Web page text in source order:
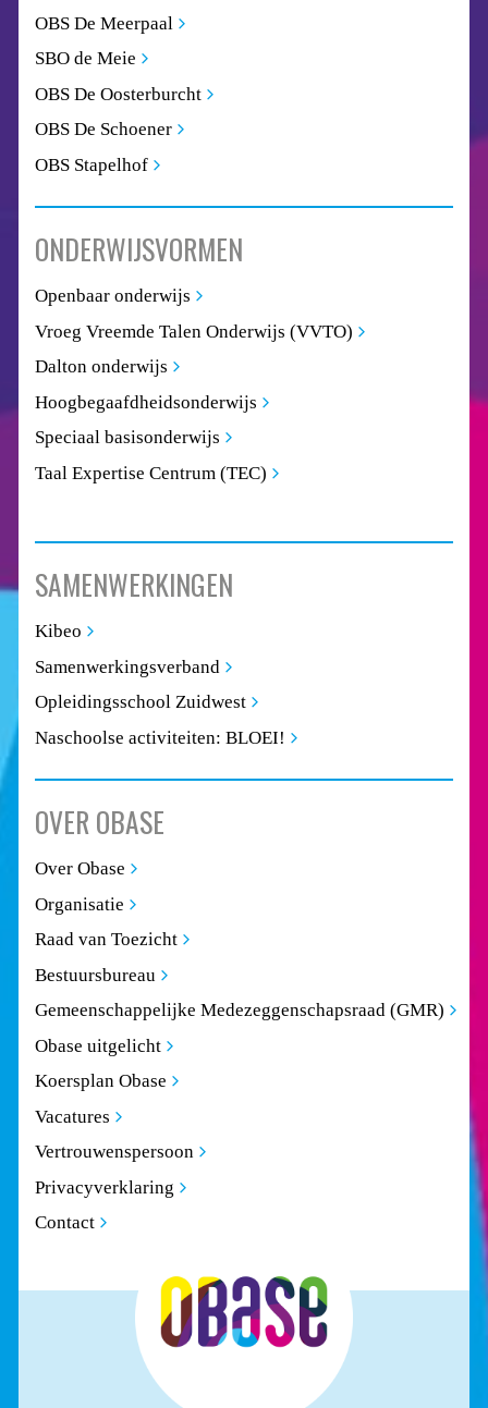
OBS De Meerpaal
SBO de Meie
OBS De Oosterburcht
OBS De Schoener
OBS Stapelhof
ONDERWIJSVORMEN
Openbaar onderwijs
Vroeg Vreemde Talen Onderwijs (VVTO)
Dalton onderwijs
Hoogbegaafdheidsonderwijs
Speciaal basisonderwijs
Taal Expertise Centrum (TEC)
SAMENWERKINGEN
Kibeo
Samenwerkingsverband
Opleidingsschool Zuidwest
Naschoolse activiteiten: BLOEI!
OVER OBASE
Over Obase
Organisatie
Raad van Toezicht
Bestuursbureau
Gemeenschappelijke Medezeggenschapsraad (GMR)
Obase uitgelicht
Koersplan Obase
Vacatures
Vertrouwenspersoon
Privacyverklaring
Contact